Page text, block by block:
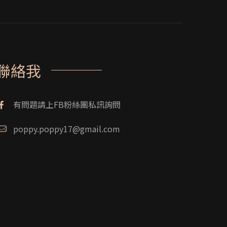
絡我
有問題請上FB粉絲團私訊詢問
poppy.poppy17@gmail.com